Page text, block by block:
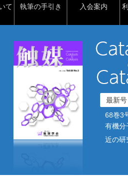
て 執筆の手引き 入会案内
最新号
68巻3
有機分
近の研